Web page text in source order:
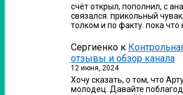
счёт открыл, пополнил, с
связался. прикольный
толком и по факту. пока что
Сергиенко к
отзывы и обзор канала
12 июня, 2024
Хочу сказать, о том, что
молодец. Давайте